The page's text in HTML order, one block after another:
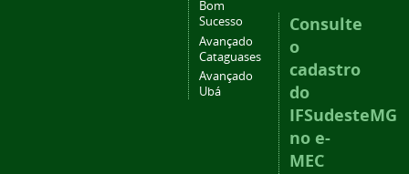
Bom
Sucesso
Avançado
Cataguases
Avançado
Ubá
Consulte
o
cadastro
do
IFSudesteMG
no e-
MEC